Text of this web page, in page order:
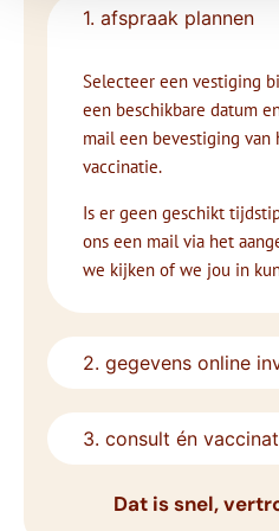
1. afspraak plannen
Selecteer een vestiging
een beschikbare datum
mail een bevestiging van
vaccinatie.
Is er geen geschikt
ons een mail via het
we kijken of we jou in
2. gegevens online
3. consult én
Dat is snel,